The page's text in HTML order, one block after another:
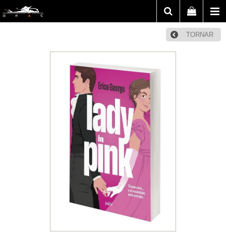
TORNAR